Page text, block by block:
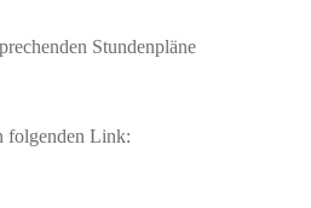
Stundenpläne
folgenden Link: